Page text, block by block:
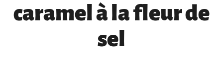
caramel à la fleur de
sel